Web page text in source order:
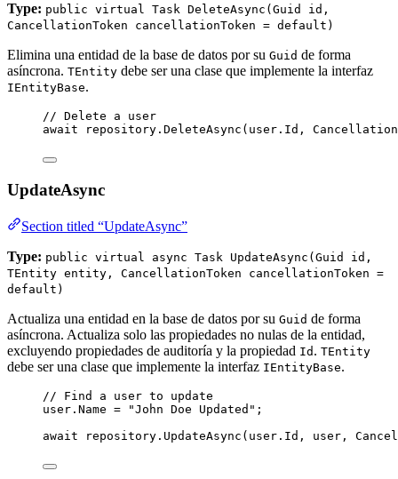
Type: public virtual Task DeleteAsync(Guid id,
CancellationToken cancellationToken = default)
Elimina una entidad de la base de datos por su Guid de forma
asíncrona. TEntity debe ser una clase que implemente la interfaz
IEntityBase.
// Delete a user
await
repository . DeleteAsync ( user . Id ,
UpdateAsync
Section titled “UpdateAsync”
Type: public virtual async Task UpdateAsync(Guid id,
TEntity entity, CancellationToken cancellationToken =
default)
Actualiza una entidad en la base de datos por su Guid de forma
asíncrona. Actualiza solo las propiedades no nulas de la entidad,
excluyendo propiedades de auditoría y la propiedad Id . TEntity
debe ser una clase que implemente la interfaz IEntityBase.
// Find a user to update
user . Name = "John Doe Updated " ;
await
repository . UpdateAsync ( user . Id , user,